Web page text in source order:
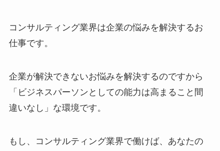
コンサルティング業界は企業の悩みを解決するお
仕事です。
企業が解決できないお悩みを解決するのですから
「ビジネスパーソンとしての能力は高まること間
違いなし」な環境です。
もし、コンサルティング業界で働けば、あなたの